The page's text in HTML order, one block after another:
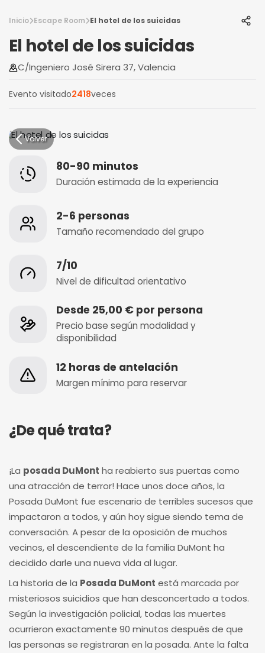
Inicio Escape Room El hotel de los suicidas
El hotel de los suicidas
C/Ingeniero José Sirera 37, Valencia
Evento visitado2418veces
Volver
80-90 minutos
Duración estimada de la experiencia
2-6 personas
Tamaño recomendado del grupo
7/10
Nivel de dificultad orientativo
Desde 25,00 € por persona
Precio base según modalidad y
disponibilidad
12 horas de antelación
Margen mínimo para reservar
¿De qué trata?
¡La posada DuMont ha reabierto sus puertas como
una atracción de terror! Hace unos doce años, la
Posada DuMont fue escenario de terribles sucesos que
impactaron a todos, y aún hoy sigue siendo tema de
conversación. A pesar de la oposición de muchos
vecinos, el descendiente de la familia DuMont ha
decidido darle una nueva vida al lugar.
La historia de la Posada DuMont está marcada por
misteriosos suicidios que han desconcertado a todos.
Según la investigación policial, todas las muertes
ocurrieron exactamente 90 minutos después de que
las personas se registraran en la posada. Ante la falta